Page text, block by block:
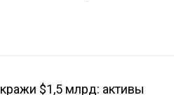
$1,5 млрд: активы